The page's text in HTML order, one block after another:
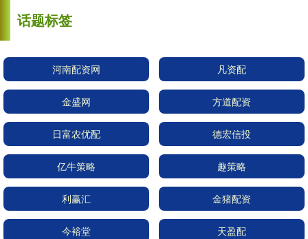
话题标签
河南配资网 凡资配
金盛网 方道配资
日富农优配 德宏信投
亿牛策略 趣策略
利赢汇 金猪配资
今裕堂 天盈配